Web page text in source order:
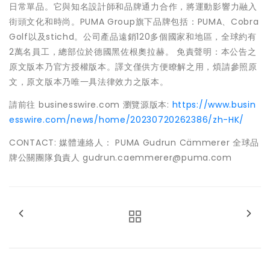
日常單品。它與知名設計師和品牌通力合作，將運動影響力融入
街頭文化和時尚。PUMA Group旗下品牌包括：PUMA、Cobra
Golf以及stichd。公司產品遠銷120多個國家和地區，全球約有
2萬名員工，總部位於德國黑佐根奧拉赫。 免責聲明：本公告之
原文版本乃官方授權版本。譯文僅供方便瞭解之用，煩請參照原
文，原文版本乃唯一具法律效力之版本。
請前往 businesswire.com 瀏覽源版本: https://www.busin
esswire.com/news/home/20230720262386/zh-HK/
CONTACT: 媒體連絡人： PUMA Gudrun Cämmerer 全球品
牌公關團隊負責人 gudrun.caemmerer@puma.com